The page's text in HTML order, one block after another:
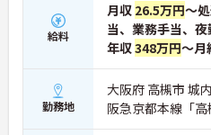
給料
月収 26.5万円～
当、業務手当、
年収348万円～
勤務地
大阪府 高槻市 城
阪急京都本線「